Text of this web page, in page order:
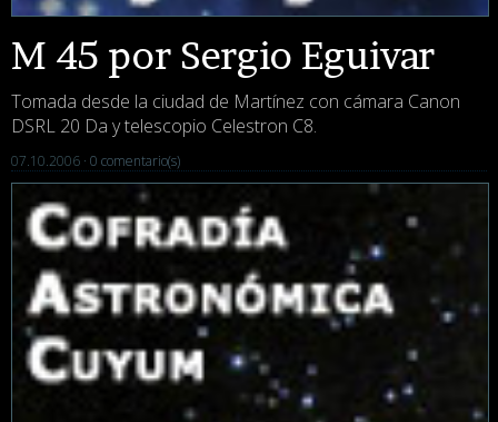
M 45 por Sergio Eguivar
Tomada desde la ciudad de Martínez con cámara Canon
DSRL 20 Da y telescopio Celestron C8.
07.10.2006 · 0 comentario(s)